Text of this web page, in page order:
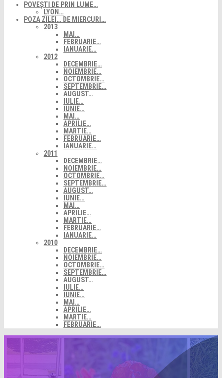
POVEȘTI DE PRIN LUME…
LYON…
POZA ZILEI… DE MIERCURI…
2013
MAI…
FEBRUARIE…
IANUARIE…
2012
DECEMBRIE…
NOIEMBRIE…
OCTOMBRIE…
SEPTEMBRIE…
AUGUST…
IULIE…
IUNIE…
MAI…
APRILIE…
MARTIE…
FEBRUARIE…
IANUARIE…
2011
DECEMBRIE…
NOIEMBRIE…
OCTOMBRIE…
SEPTEMBRIE…
AUGUST…
IUNIE…
MAI…
APRILIE…
MARTIE…
FEBRUARIE…
IANUARIE…
2010
DECEMBRIE…
NOIEMBRIE…
OCTOMBRIE…
SEPTEMBRIE…
AUGUST…
IULIE…
IUNIE…
MAI…
APRILIE…
MARTIE…
FEBRUARIE…